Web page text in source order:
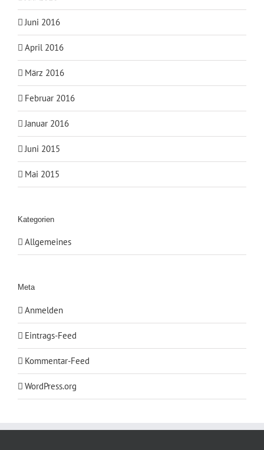
Juni 2016
April 2016
März 2016
Februar 2016
Januar 2016
Juni 2015
Mai 2015
Kategorien
Allgemeines
Meta
Anmelden
Eintrags-Feed
Kommentar-Feed
WordPress.org